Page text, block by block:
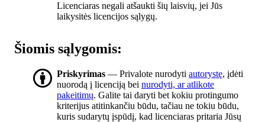
Licenciaras negali atšaukti šių laisvių, jei Jūs
laikysitės licencijos sąlygų.
Šiomis sąlygomis:
Priskyrimas — Privalote nurodyti autorystę, įdėti
nuorodą į licenciją bei nurodyti, ar atlikote
pakeitimų. Galite tai daryti bet kokiu protingumo
kriterijus atitinkančiu būdu, tačiau ne tokiu būdu,
kuris sudarytų įspūdį, kad licenciaras pritaria Jūsų